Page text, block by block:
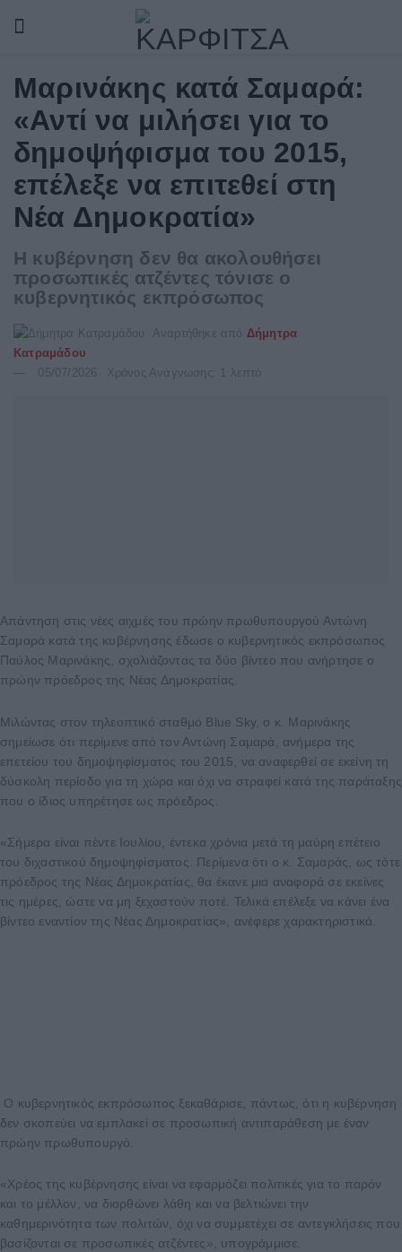
Μαρινάκης κατά Σαμαρά:
«Αντί να μιλήσει για το
δημοψήφισμα του 2015,
επέλεξε να επιτεθεί στη
Νέα Δημοκρατία»
Η κυβέρνηση δεν θα ακολουθήσει
προσωπικές ατζέντες τόνισε ο
κυβερνητικός εκπρόσωπος
Αναρτήθηκε από
Δήμητρα
Κατραμάδου
05/07/2026
Χρόνος Ανάγνωσης: 1 λεπτό
Απάντηση στις νέες αιχμές του πρώην πρωθυπουργού Αντώνη
Σαμαρά κατά της κυβέρνησης έδωσε ο κυβερνητικός εκπρόσωπος
Παύλος Μαρινάκης, σχολιάζοντας τα δύο βίντεο που ανήρτησε ο
πρώην πρόεδρος της Νέας Δημοκρατίας.
Μιλώντας στον τηλεοπτικό σταθμό Blue Sky, ο κ. Μαρινάκης
σημείωσε ότι περίμενε από τον Αντώνη Σαμαρά, ανήμερα της
επετείου του δημοψηφίσματος του 2015, να αναφερθεί σε εκείνη τη
δύσκολη περίοδο για τη χώρα και όχι να στραφεί κατά της παράταξης
που ο ίδιος υπηρέτησε ως πρόεδρος.
«Σήμερα είναι πέντε Ιουλίου, έντεκα χρόνια μετά τη μαύρη επέτειο
του διχαστικού δημοψηφίσματος. Περίμενα ότι ο κ. Σαμαράς, ως τότε
πρόεδρος της Νέας Δημοκρατίας, θα έκανε μια αναφορά σε εκείνες
τις ημέρες, ώστε να μη ξεχαστούν ποτέ. Τελικά επέλεξε να κάνει ένα
βίντεο εναντίον της Νέας Δημοκρατίας», ανέφερε χαρακτηριστικά.
Ο κυβερνητικός εκπρόσωπος ξεκαθάρισε, πάντως, ότι η κυβέρνηση
δεν σκοπεύει να εμπλακεί σε προσωπική αντιπαράθεση με έναν
πρώην πρωθυπουργό.
«Χρέος της κυβέρνησης είναι να εφαρμόζει πολιτικές για το παρόν
και το μέλλον, να διορθώνει λάθη και να βελτιώνει την
καθημερινότητα των πολιτών, όχι να συμμετέχει σε αντεγκλήσεις που
βασίζονται σε προσωπικές ατζέντες», υπογράμμισε.